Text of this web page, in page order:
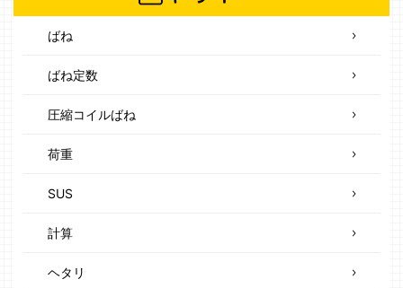
ばね
ばね定数
圧縮コイルばね
荷重
SUS
計算
ヘタリ